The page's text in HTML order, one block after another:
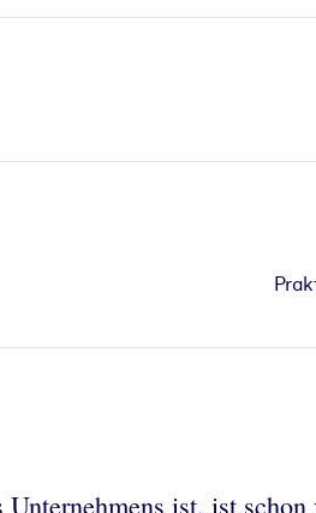
ist, ist schon